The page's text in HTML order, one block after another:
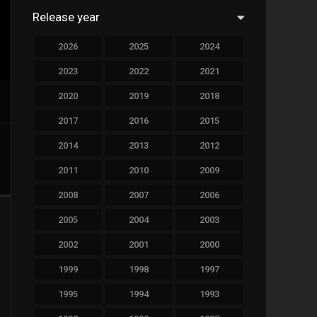
Drama
Family
Mystery
Romance
Sci-Fi & Fantasy
Release year
2026 2025 2024
2023 2022 2021
2020 2019 2018
2017 2016 2015
2014 2013 2012
2011 2010 2009
2008 2007 2006
2005 2004 2003
2002 2001 2000
1999 1998 1997
1995 1994 1993